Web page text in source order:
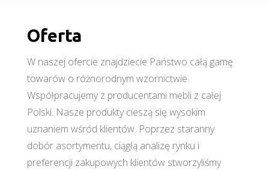
Oferta
W naszej ofercie znajdziecie Państwo całą gamę
towarów o różnorodnym wzornictwie.
Współpracujemy z producentami mebli z całej
Polski. Nasze produkty cieszą się wysokim
uznaniem wśród klientów. Poprzez staranny
dobór asortymentu, ciągłą analizę rynku i
preferencji zakupowych klientów stworzyliśmy